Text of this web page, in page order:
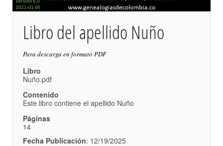
Libro del apellido Nuño
Para descarga en formato PDF
Libro
Nuño.pdf
Contenido
Este libro contiene el apellido Nuño
Páginas
14
Fecha Publicación: 12/19/2025